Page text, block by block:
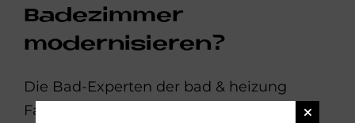
Badezimmer
modernisieren?
Die Bad-Experten der bad & heizung
Fachbetriebe helfen Ihnen gern weiter: